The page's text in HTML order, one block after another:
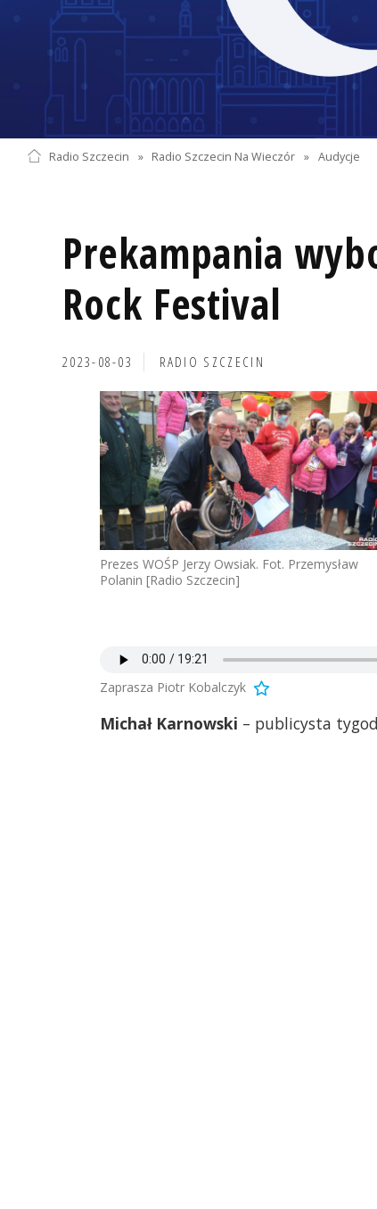
Radio Szczecin » Radio Szczecin Na Wieczór » Audycje
Prekampania
Rock Festival
2023-08-03 RADIO SZCZECIN
Prezes WOŚP Jerzy Owsiak. Fot. Przemysław
Polanin [Radio Szczecin]
Zaprasza Piotr Kobalczyk
Michał Karnowski – publicysta